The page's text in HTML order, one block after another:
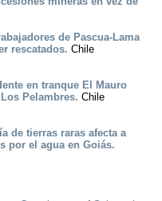
de Pascua-Lama
rescatados. Chile
en tranque El Mauro
Pelambres. Chile
de tierras raras afecta a
por el agua en Goiás.